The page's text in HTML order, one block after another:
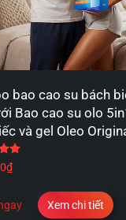
bao cao su bách
Bao cao su olo
và gel Oleo
₫
Xem chi tiết